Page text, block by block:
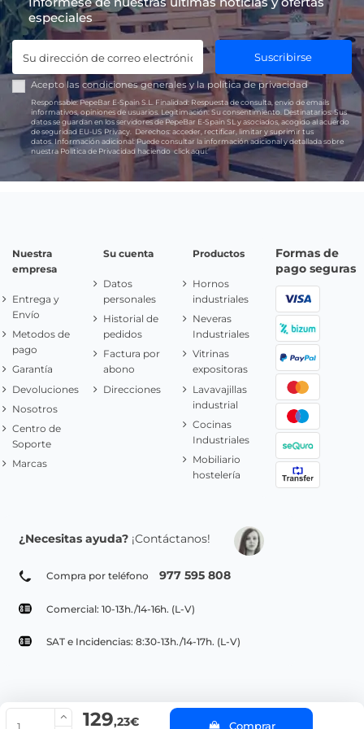
129,23€ Comprar
especiales
Suscribirse
Acepto las condiciones generales y lapolítica de privacidad
Responsable:PepeBar E-Spain S.L. Finalidad: Respuesta de consulta, envío de emails
informativos, opiniones de usuarios. Legitimación: Su consentimiento. Destinatarios: Sus
datos se guardan en los servidores de PepeBar E-Spain SL y asociados, acogido al acuerdo
de seguridad EU-US Privacy.
Derechos: acceder, rectificar, limitar y suprimir tus
datos. Información adicional:Puede consultar la información adicional y detallada sobre
nuestra Política de Privacidad haciendoclick aquí.
Nuestra
empresa
Entrega y
Envío
Metodos de
pago
Garantía
Devoluciones
Nosotros
Centro de
Soporte
Marcas
Su cuenta
Datos
personales
Historial de
pedidos
Factura por
abono
Direcciones
Productos
Hornos
industriales
Neveras
Industriales
Vitrinas
expositoras
Lavavajillas
industrial
Cocinas
Industriales
Mobiliario
hostelería
Formas de
pago seguras
¿Necesitas ayuda? ¡Contáctanos!
Compra por teléfono 977 595 808
Comercial: 10-13h./14-16h. (L-V)
SAT e Incidencias: 8:30-13h./14-17h. (L-V)
© Copyright 2022 PepeBar.com |
Aviso legal y